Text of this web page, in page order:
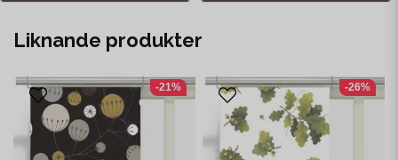
Liknande produkter
-21% -26%